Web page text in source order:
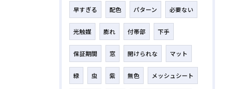
早すぎる 配色 パターン 必要ない
光触媒 膨れ 付帯部 下手
保証期間 窓 開けられな マット
緑 虫 紫 無色 メッシュシート